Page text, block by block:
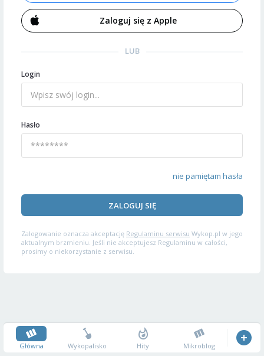
Zaloguj się z Apple
LUB
Login
Hasło
nie pamiętam hasła
ZALOGUJ SIĘ
Zalogowanie oznacza akceptację Regulaminu serwisu Wykop.pl w jego
aktualnym brzmieniu. Jeśli nie akceptujesz Regulaminu w całości,
prosimy o niekorzystanie z serwisu.
Główna Wykopalisko Hity Mikroblog